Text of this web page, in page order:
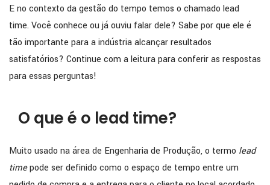
E no contexto da gestão do tempo temos o chamado lead
time. Você conhece ou já ouviu falar dele? Sabe por que ele é
tão importante para a indústria alcançar resultados
satisfatórios? Continue com a leitura para conferir as respostas
para essas perguntas!
O que é o lead time?
Muito usado na área de Engenharia de Produção, o termo lead
timepode ser definido como o espaço de tempo entre um